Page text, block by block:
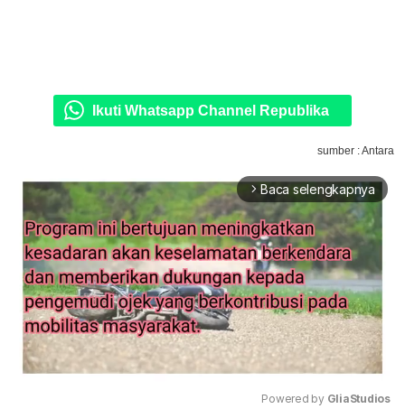
Ikuti Whatsapp Channel Republika
sumber : Antara
arrow_forward_ios Baca selengkapnya
Powered by GliaStudios